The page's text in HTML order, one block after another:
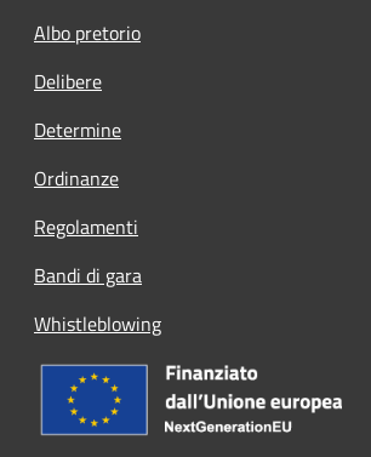
Albo pretorio
Delibere
Determine
Ordinanze
Regolamenti
Bandi di gara
Whistleblowing